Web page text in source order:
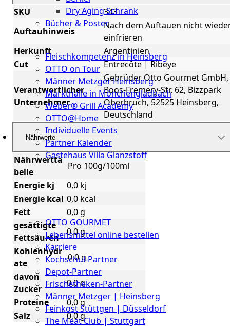
Dry Aging Schrank
Bücher & Poster
Fleischkompetenz in Heinsberg
OTTO on Tour
Männer Metzger Heinsberg
Markthalle in Mönchengladbach
Weber® Grill Academy
OTTO@Home
Individuelle Events
Partner Kalender
Gästehaus Villa Glanzstoff
Gutscheine
Über
uns
OTTO GOURMET
Lebensmittel online bestellen
Karriere
Kochschul-Partner
Depot-Partner
Frischetheken-Partner
Männer Metzger | Heinsberg
Feinkost Stüttgen | Düsseldorf
The Meat Club | Stuttgart
SKU
343
Auftauhinweis
Nach dem Auftauen nicht
einfrieren
Herkunft
Argentinien
Cut
Entrecôte | Ribeye
Verantwortlicher
Unternehmer
Gebrüder Otto Gourmet GmbH,
Boos-Fremery-Str. 62, Bizzpark
Oberbruch, 52525 Heinsberg,
Deutschland
Nährwerte
Nährwertta
belle
Pro 100g/100ml
Energie kj
0,0 kj
Energie kcal 0,0 kcal
Fett
0,0 g
gesättigte
Fettsäuren
0,0 g
Kohlenhydr
ate
0,0 g
davon
Zucker
0,0 g
Proteine
0,0 g
Salz
0,0 g